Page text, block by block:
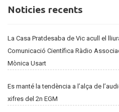
Noticies
Noticies recents
La Casa Pratdesaba de Vic acull el
Comunicació Científica Ràdio
Mònica Usart
Es manté la tendència a l’alça de
xifres del 2n EGM